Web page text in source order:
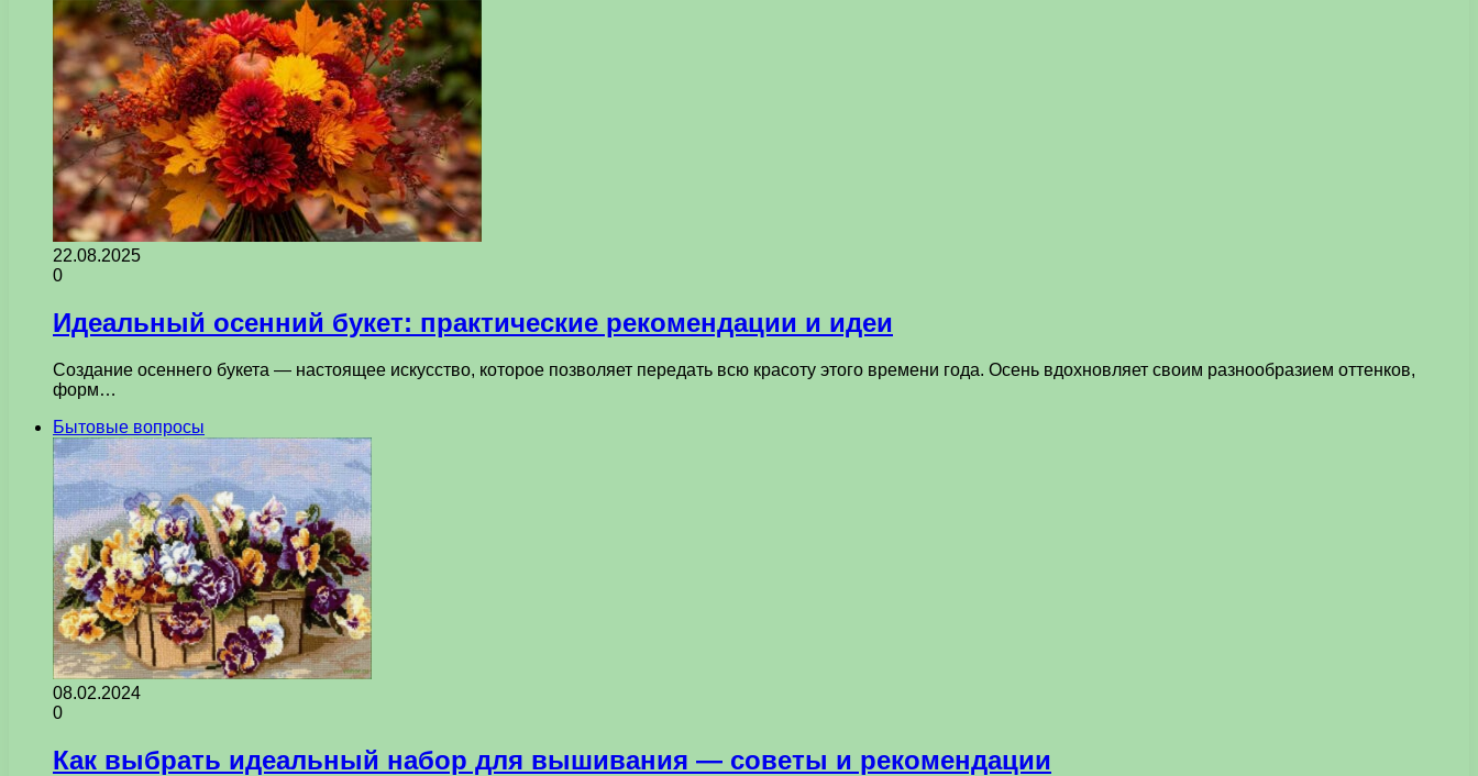
22.08.2025
0
Идеальный осенний букет: практические рекомендации и идеи
Создание осеннего букета — настоящее искусство, которое позволяет передать всю красоту этого времени года. Осень вдохновляет своим разнообразием оттенков,
форм…
Бытовые вопросы
08.02.2024
0
Как выбрать идеальный набор для вышивания — советы и рекомендации